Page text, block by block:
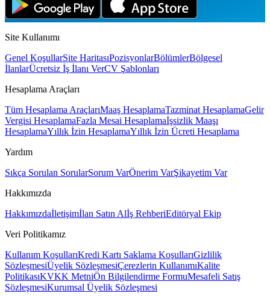
Site Kullanımı
Genel KoşullarSite HaritasıPozisyonlarBölümlerBölgesel
İlanlarÜcretsiz İş İlanı VerCV Şablonları
Hesaplama Araçları
Tüm Hesaplama AraçlarıMaaş HesaplamaTazminat HesaplamaGelir
Vergisi HesaplamaFazla Mesai Hesaplamaİşsizlik Maaşı
HesaplamaYıllık İzin HesaplamaYıllık İzin Ücreti Hesaplama
Yardım
Sıkça Sorulan SorularSorum VarÖnerim VarŞikayetim Var
Hakkımızda
Hakkımızdaİletişimİlan Satın Alİş RehberiEditöryal Ekip
Veri Politikamız
Kullanım KoşullarıKredi Kartı Saklama KoşullarıGizlilik
SözleşmesiÜyelik SözleşmesiÇerezlerin KullanımıKalite
PolitikasıKVKK MetniÖn Bilgilendirme FormuMesafeli Satış
SözleşmesiKurumsal Üyelik Sözleşmesi